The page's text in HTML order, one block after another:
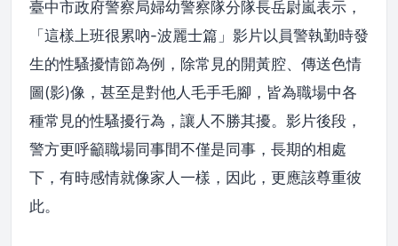
臺中市政府警察局婦幼警察隊分隊長岳尉嵐表示，
「這樣上班很累吶-波麗士篇」影片以員警執勤時發
生的性騷擾情節為例，除常見的開黃腔、傳送色情
圖(影)像，甚至是對他人毛手毛腳，皆為職場中各
種常見的性騷擾行為，讓人不勝其擾。影片後段，
警方更呼籲職場同事間不僅是同事，長期的相處
下，有時感情就像家人一樣，因此，更應該尊重彼
此。